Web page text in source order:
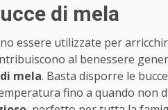
di mela
essere utilizzate per
al benessere
mela. Basta disporre le
fino a quando non